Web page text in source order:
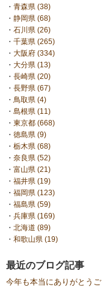
・ 青森県 (38)
・ 静岡県 (68)
・ 石川県 (26)
・ 千葉県 (265)
・ 大阪府 (334)
・ 大分県 (13)
・ 長崎県 (20)
・ 長野県 (67)
・ 鳥取県 (4)
・ 島根県 (11)
・ 東京都 (668)
・ 徳島県 (9)
・ 栃木県 (68)
・ 奈良県 (52)
・ 富山県 (21)
・ 福井県 (19)
・ 福岡県 (123)
・ 福島県 (59)
・ 兵庫県 (169)
・ 北海道 (89)
・ 和歌山県 (19)
最近のブログ記事
今年も本当にありがとうご